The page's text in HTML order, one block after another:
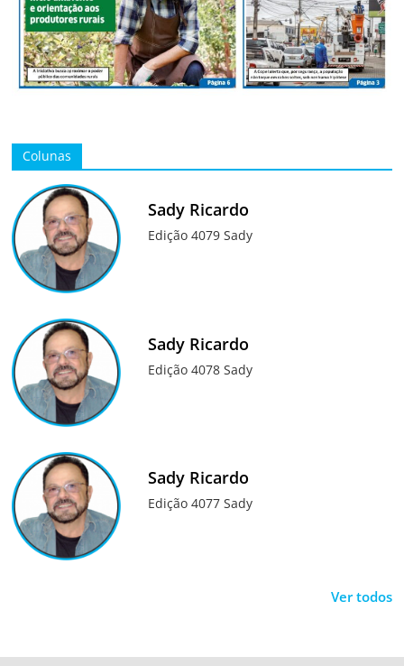
Colunas
Sady Ricardo
Edição 4079 Sady
Sady Ricardo
Edição 4078 Sady
Sady Ricardo
Edição 4077 Sady
Ver todos